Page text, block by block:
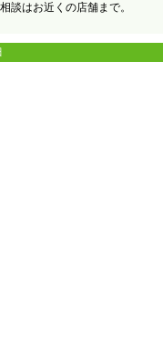
談はお近くの店舗まで。